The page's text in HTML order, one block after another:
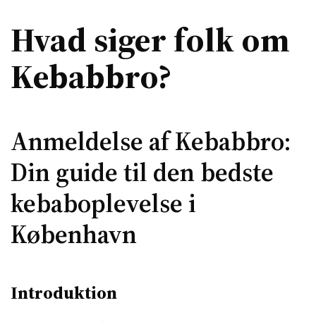
Hvad siger folk om
Kebabbro?
Anmeldelse af Kebabbro:
Din guide til den bedste
kebaboplevelse i
København
Introduktion